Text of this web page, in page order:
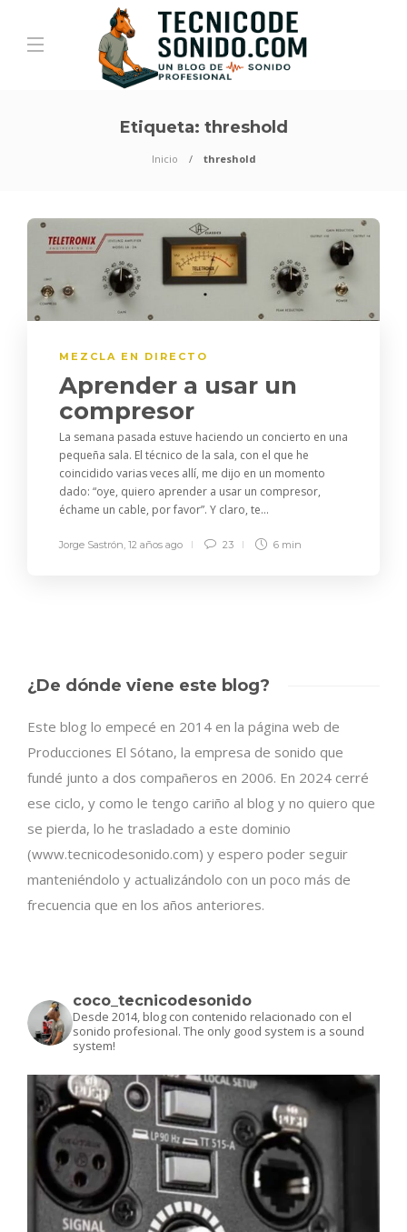
Etiqueta: threshold
Inicio threshold
MEZCLA EN DIRECTO
Aprender a usar un
compresor
La semana pasada estuve haciendo un concierto en una
pequeña sala. El técnico de la sala, con el que he
coincidido varias veces allí, me dijo en un momento
dado: “oye, quiero aprender a usar un compresor,
échame un cable, por favor”. Y claro, te...
Jorge Sastrón, 12 años ago 23 6 min
¿De dónde viene este blog?
Este blog lo empecé en 2014 en la página web de
Producciones El Sótano, la empresa de sonido que
fundé junto a dos compañeros en 2006. En 2024 cerré
ese ciclo, y como le tengo cariño al blog y no quiero que
se pierda, lo he trasladado a este dominio
(www.tecnicodesonido.com) y espero poder seguir
manteniéndolo y actualizándolo con un poco más de
frecuencia que en los años anteriores.
coco_tecnicodesonido
Desde 2014, blog con contenido relacionado con el
sonido profesional. The only good system is a sound
system!